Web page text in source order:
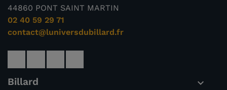
44860 PONT SAINT MARTIN
02 40 59 29 71
contact@luniversdubillard.fr
Billard 